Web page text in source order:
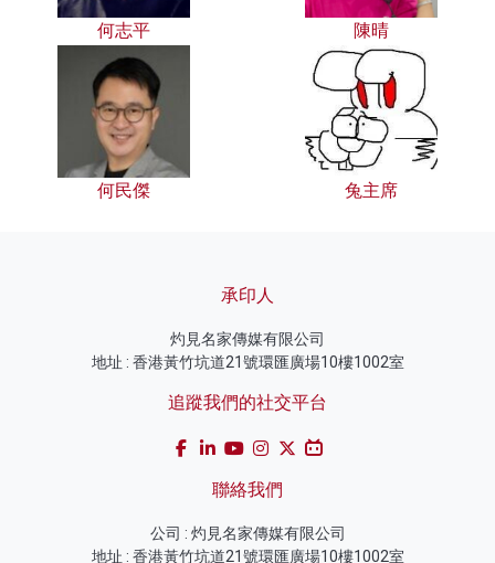
何志平 陳晴
何民傑 兔主席
承印人
灼見名家傳媒有限公司
地址 : 香港黃竹坑道21號環匯廣場10樓1002室
追蹤我們的社交平台
聯絡我們
公司 : 灼見名家傳媒有限公司
地址 : 香港黃竹坑道21號環匯廣場10樓1002室